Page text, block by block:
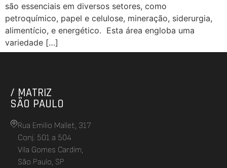
são essenciais em diversos setores, como
petroquímico, papel e celulose, mineração, siderurgia,
alimentício, e energético. Esta área engloba uma
variedade […]
/ MATRIZ
SÃO PAULO
Rua Emilio Mallet, 317
Conj. 501 a 504
Vila Gomes Cardim,
São Paulo, SP